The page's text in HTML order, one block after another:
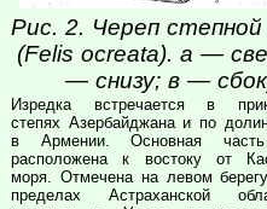
Рис. 2. Череп
(Felis ocreata). а —
— снизу; в —
Изредка встречается в
степях Азербайджана и по
в Армении. Основная
расположена к востоку от
моря. Отмечена на левом
пределах Астраханской